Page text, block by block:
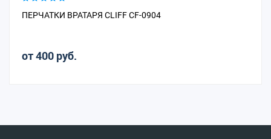
ПЕРЧАТКИ ВРАТАРЯ CLIFF CF-0904
от 400 руб.